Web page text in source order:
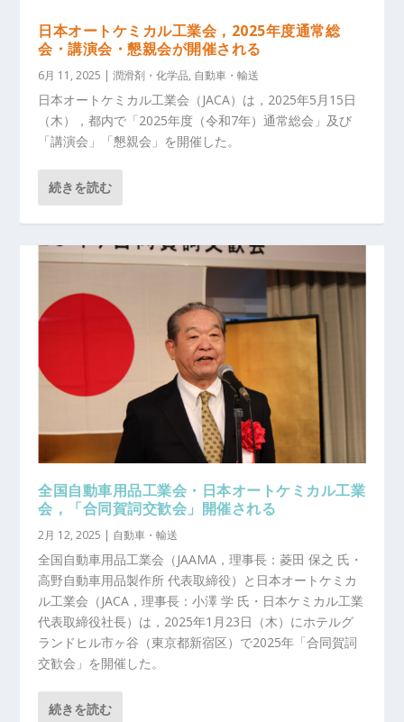
日本オートケミカル工業会，2025年度通常総
会・講演会・懇親会が開催される
6月 11, 2025 |潤滑剤・化学品, 自動車・輸送
日本オートケミカル工業会（JACA）は，2025年5月15日
（木），都内で「2025年度（令和7年）通常総会」及び
「講演会」「懇親会」を開催した。
続きを読む
全国自動車用品工業会・日本オートケミカル工業
会，「合同賀詞交歓会」開催される
2月 12, 2025 | 自動車・輸送
全国自動車用品工業会（JAAMA，理事長：菱田 保之 氏・
高野自動車用品製作所 代表取締役）と日本オートケミカ
ル工業会（JACA，理事長：小澤 学 氏・日本ケミカル工業
代表取締役社長）は，2025年1月23日（木）にホテルグ
ランドヒル市ヶ谷（東京都新宿区）で2025年「合同賀詞
交歓会」を開催した。
続きを読む